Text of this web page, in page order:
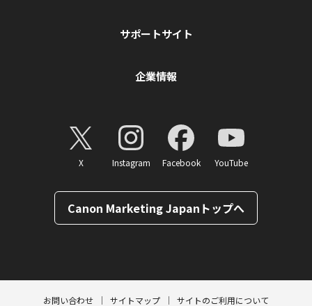
サポートサイト
企業情報
X Instagram Facebook YouTube
Canon Marketing Japanトップへ
お問い合わせ サイトマップ サイトのご利用について